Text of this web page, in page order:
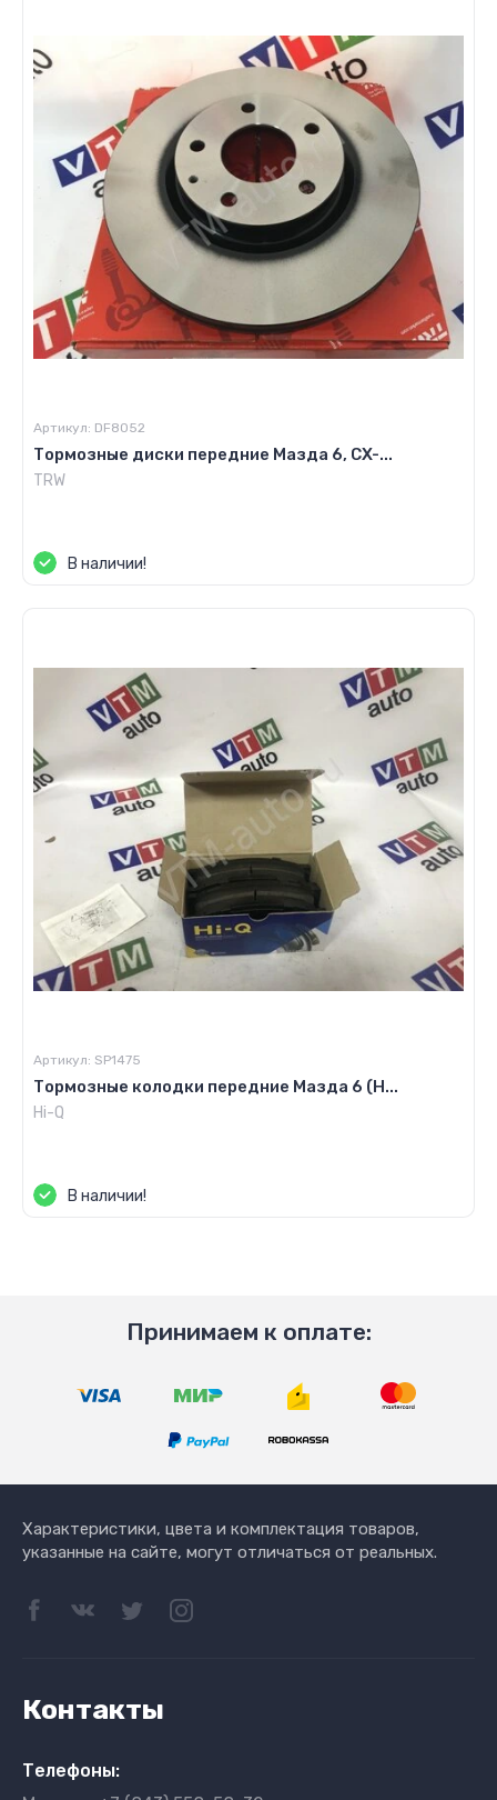
Артикул: DF8052
Тормозные диски передние Мазда 6, CX-...
TRW
В наличии!
Артикул: SP1475
Тормозные колодки передние Мазда 6 (H...
Hi-Q
В наличии!
Принимаем к оплате:
Характеристики, цвета и комплектация товаров,
указанные на сайте, могут отличаться от реальных.
Контакты
Телефоны: